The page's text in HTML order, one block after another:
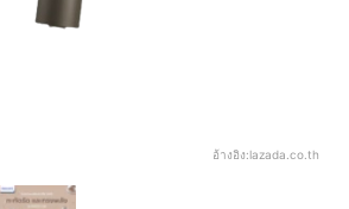
อ้างอิง:lazada.co.th